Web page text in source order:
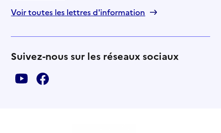
Voir toutes les lettres d'information
Suivez-nous sur les réseaux sociaux